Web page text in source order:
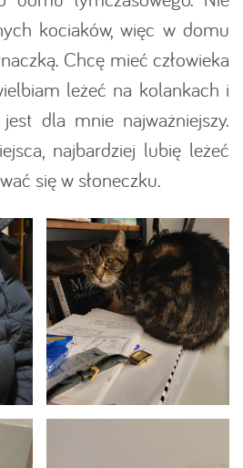
kociaków, więc w domu
Chcę mieć człowieka
leżeć na kolankach i
dla mnie najważniejszy.
najbardziej lubię leżeć
się w słoneczku.